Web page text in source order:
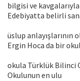
bilgisi ve
Edebiyatta belirli
üslup anlayışlarının
Ergin Hoca da bir
okula Türklük Bilinci
Okulunun en ulu